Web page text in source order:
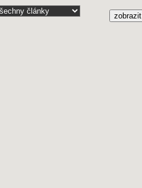
zobrazit